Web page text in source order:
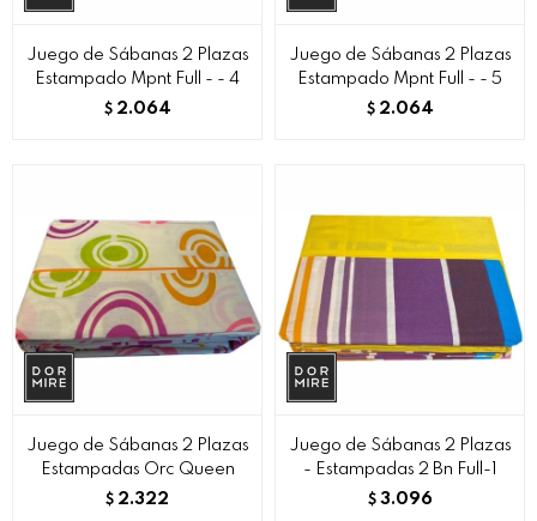
Juego de Sábanas 2 Plazas
Estampado Mpnt Full - - 4
$ 2.064
Juego de Sábanas 2 Plazas
Estampado Mpnt Full - - 5
$ 2.064
Juego de Sábanas 2 Plazas
Estampadas Orc Queen
$ 2.322
Juego de Sábanas 2 Plazas
- Estampadas 2 Bn Full-1
$ 3.096